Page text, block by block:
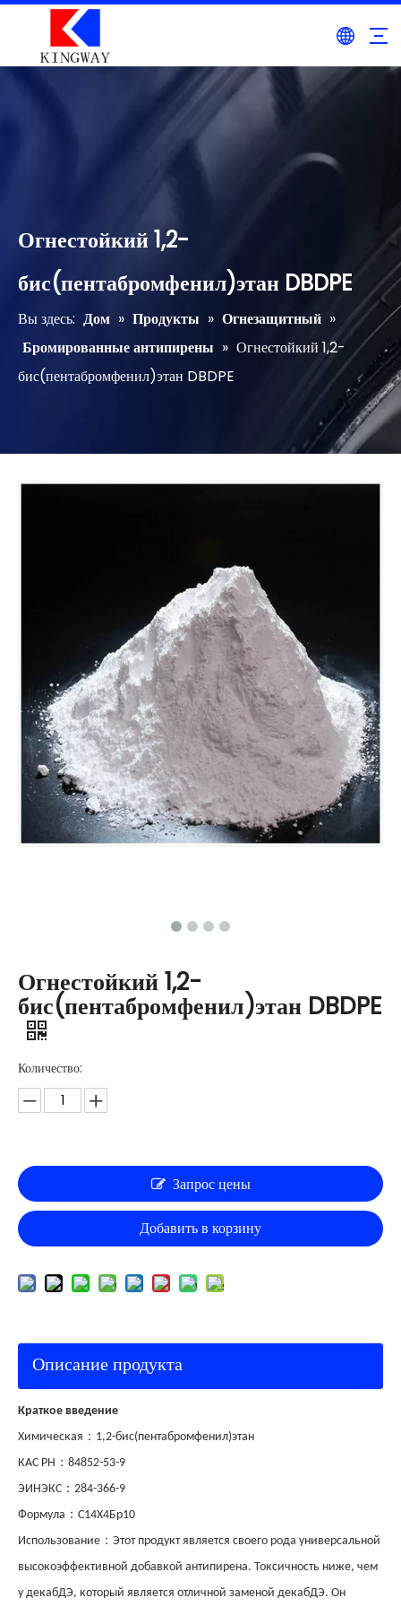
Огнестойкий 1,2-
бис(пентабромфенил)этан DBDPE
Вы здесь: Дом » Продукты » Огнезащитный »
Бромированные антипирены » Огнестойкий 1,2-
бис(пентабромфенил)этан DBDPE
Огнестойкий 1,2-
бис(пентабромфенил)этан DBDPE
Количество:
Запрос цены
Добавить в корзину
Описание продукта
Краткое введение
Химическая ： 1,2-бис(пентабромфенил)этан
КАС РН ： 84852-53-9
ЭИНЭКС ： 284-366-9
Формула ： С14Х4Бр10
Использование ： Этот продукт является своего рода универсальной
высокоэффективной добавкой антипирена. Токсичность ниже, чем
у декабДЭ, который является отличной заменой декабДЭ. Он